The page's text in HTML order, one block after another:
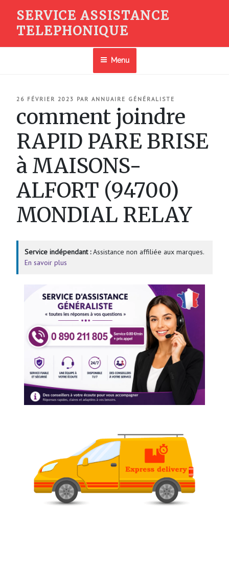
contenu
SERVICE ASSISTANCE
TELEPHONIQUE
Menu
PUBLIÉ
26 FÉVRIER 2023 PAR ANNUAIRE GÉNÉRALISTE
comment joindre
RAPID PARE BRISE
à MAISONS-
ALFORT (94700)
MONDIAL RELAY
Service indépendant :Assistance non affiliée aux marques.
En savoir plus